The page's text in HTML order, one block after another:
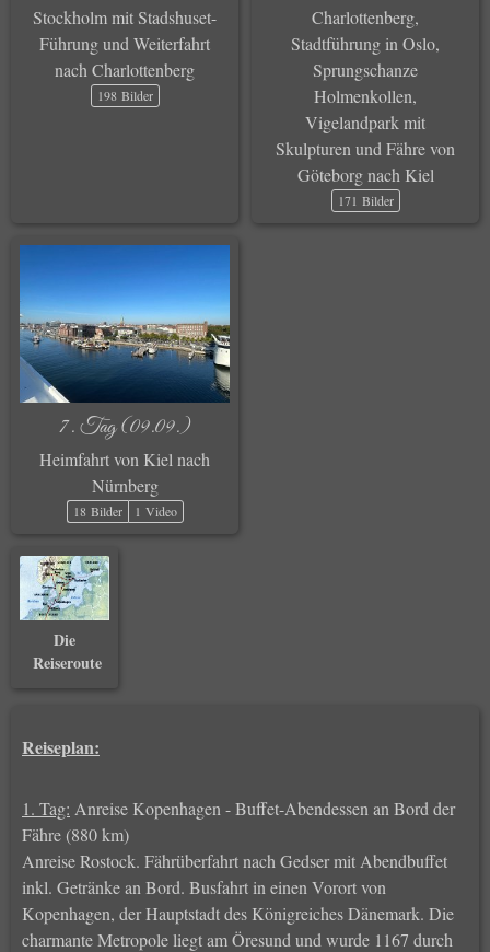
Stockholm mit Stadshuset-
Führung und Weiterfahrt
nach Charlottenberg
198 Bilder
Charlottenberg,
Stadtführung in Oslo,
Sprungschanze
Holmenkollen,
Vigelandpark mit
Skulpturen und Fähre von
Göteborg nach Kiel
171 Bilder
7. Tag (09.09.)
Heimfahrt von Kiel nach
Nürnberg
18 Bilder 1 Video
Die
Reiseroute
Reiseplan:
1. Tag: Anreise Kopenhagen - Buffet-Abendessen an Bord der
Fähre (880 km)
Anreise Rostock. Fährüberfahrt nach Gedser mit Abendbuffet
inkl. Getränke an Bord. Busfahrt in einen Vorort von
Kopenhagen, der Hauptstadt des Königreiches Dänemark. Die
charmante Metropole liegt am Öresund und wurde 1167 durch